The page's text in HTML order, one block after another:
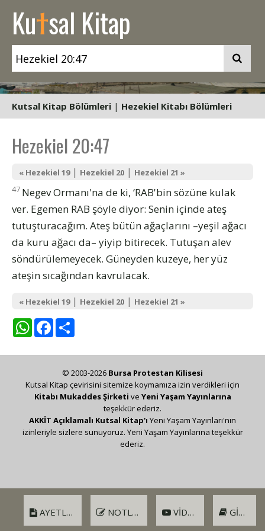
Kutsal Kitap
Kutsal Kitap Bölümleri | Hezekiel Kitabı Bölümleri
Hezekiel 20:47
« Hezekiel 19| Hezekiel 20 | Hezekiel 21 »
47 Negev Ormanı'na de ki, ‘RAB'bin sözüne kulak
ver. Egemen RAB şöyle diyor: Senin içinde ateş
tutuşturacağım. Ateş bütün ağaçlarını –yeşil ağacı
da kuru ağacı da– yiyip bitirecek. Tutuşan alev
söndürülemeyecek. Güneyden kuzeye, her yüz
ateşin sıcağından kavrulacak.
« Hezekiel 19| Hezekiel 20 | Hezekiel 21 »
WhatsAppFacebook
AYETLER NOTLAR VIDEO GIRIŞ
© 2003-2026 Bursa Protestan Kilisesi
Kutsal Kitap çevirisini sitemize koymamıza izin verdikleri için
Kitabı Mukaddes Şirketi ve Yeni Yaşam Yayınlarına
teşekkür ederiz.
AKKİT Açıklamalı Kutsal Kitap'ı Yeni Yaşam Yayınları'nın
izinleriyle sizlere sunuyoruz. Yeni Yaşam Yayınlarına teşekkür
ederiz.